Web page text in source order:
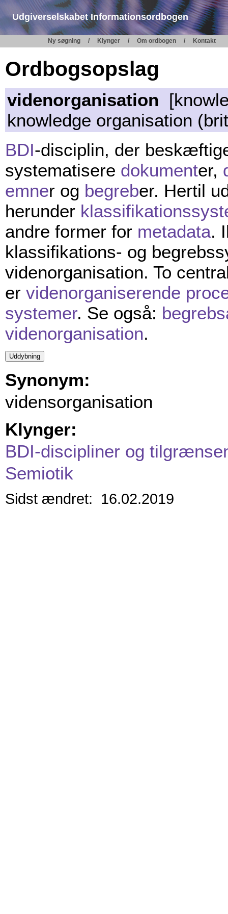
Udgiverselskabet Informationsordbogen
Ny søgning Klynger Om ordbogen Kontakt
Ordbogsopslag
videnorganisation
knowledge organisation
BDI-disciplin, der
systematisere dokumenter,
emner og begreber. Hertil
herunder
andre former for metadata.
klassifikations- og
videnorganisation. To
er videnorganiserende
systemer. Se også:
videnorganisation.
Synonym:
vidensorganisation
Klynger:
BDI-discipliner og
Semiotik
Sidst ændret: 16.02.2019